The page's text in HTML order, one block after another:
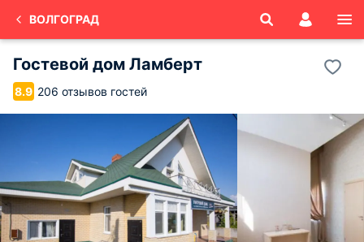
ВОЛГОГРАД
Гостевой дом Ламберт
8.9 206 отзывов гостей